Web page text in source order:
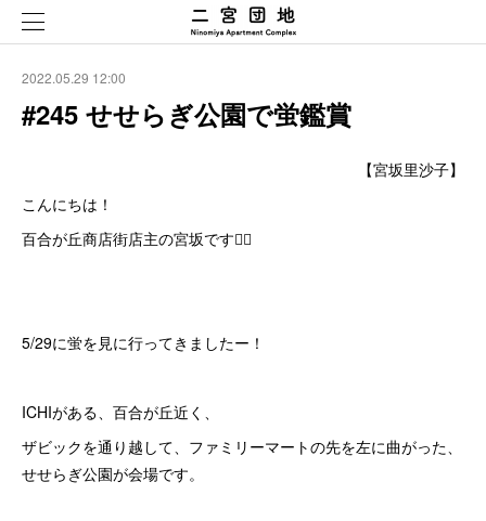
2022.05.29 12:00
#245 せせらぎ公園で蛍鑑賞
【宮坂里沙子】
こんにちは！
百合が丘商店街店主の宮坂です💁‍♀️
5/29に蛍を見に行ってきましたー！
ICHIがある、百合が丘近く、
ザビックを通り越して、ファミリーマートの先を左に曲がった、
せせらぎ公園が会場です。